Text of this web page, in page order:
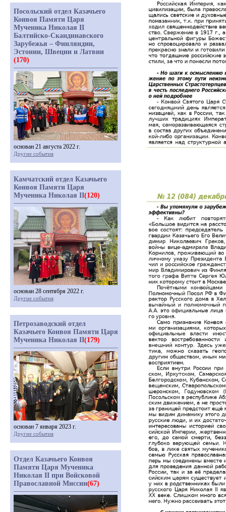
Посольский отдел Казачьего
Конвоя Памяти Царя
Мученика Николая II
Балтийско-Скандинавского
Зарубежья – Финляндии,
Эстонии, Швеции и Латвии
(170)
основан 21 августа 2022 г.
Другие события
Камчатский отдел Казачьего
Конвоя Памяти Царя
Мученика Николая II(120)
основан 28 сентября 2022 г.
Другие события
Петрозаводский отдел
Казачьего Конвоя Памяти Царя
Мученика Николая II(179)
основан 7 января 2023 г.
Другие события
Отдел Казачьего Конвоя
Памяти Царя Мученика
Николая II при Войсковой
Православной Миссии(67)